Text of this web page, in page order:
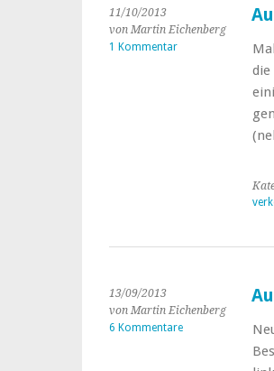
11/10/2013
von Martin Eichenberg
1 Kommentar
die
13/09/2013
von Martin Eichenberg
6 Kommentare